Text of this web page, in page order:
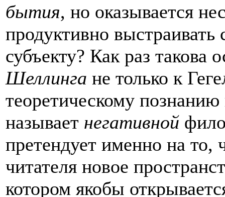
бытия, но оказывается
продуктивно
субъекту? Как раз такова
Шеллинга не только к
теоретическому
называет негативной
претендует именно на то,
читателя новое
котором якобы